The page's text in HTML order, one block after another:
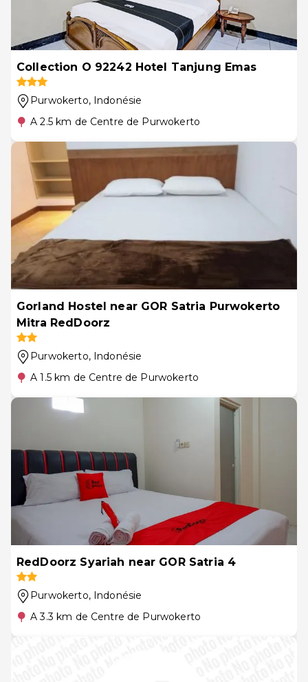
Collection O 92242 Hotel Tanjung Emas
Purwokerto, Indonésie
A 2.5 km de Centre de Purwokerto
Gorland Hostel near GOR Satria Purwokerto
Mitra RedDoorz
Purwokerto, Indonésie
A 1.5 km de Centre de Purwokerto
RedDoorz Syariah near GOR Satria 4
Purwokerto, Indonésie
A 3.3 km de Centre de Purwokerto